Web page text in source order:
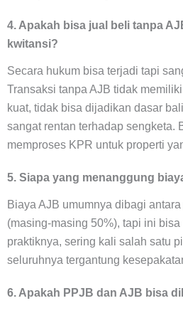
4. Apakah bisa jual beli tanpa
kwitansi?
Secara hukum bisa terjadi tapi
Transaksi tanpa AJB tidak
kuat, tidak bisa dijadikan dasar
sangat rentan terhadap sengketa.
memproses KPR untuk properti
5. Siapa yang menanggung
Biaya AJB umumnya dibagi
(masing-masing 50%), tapi ini
praktiknya, sering kali salah satu
seluruhnya tergantung
6. Apakah PPJB dan AJB bisa